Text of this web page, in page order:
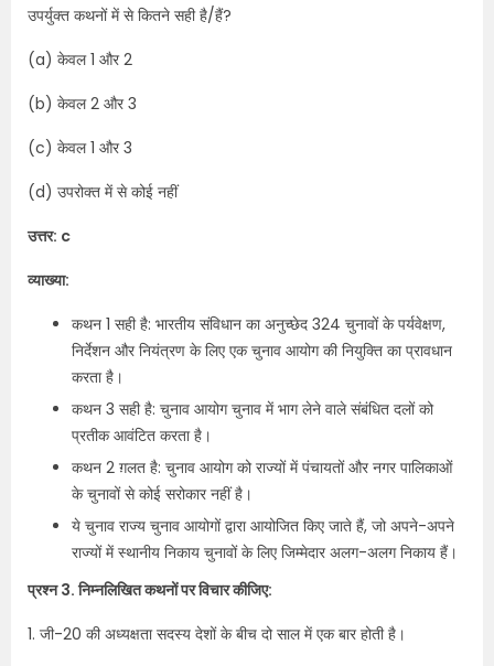
उपर्युक्त कथनों में से कितने सही है/हैं?
(a) केवल 1 और 2
(b) केवल 2 और 3
(c) केवल 1 और 3
(d) उपरोक्त में से कोई नहीं
उत्तर: c
व्याख्या:
कथन 1 सही है: भारतीय संविधान का अनुच्छेद 324 चुनावों के पर्यवेक्षण,
निर्देशन और नियंत्रण के लिए एक चुनाव आयोग की नियुक्ति का प्रावधान
करता है।
कथन 3 सही है: चुनाव आयोग चुनाव में भाग लेने वाले संबंधित दलों को
प्रतीक आवंटित करता है।
कथन 2 ग़लत है: चुनाव आयोग को राज्यों में पंचायतों और नगर पालिकाओं
के चुनावों से कोई सरोकार नहीं है।
ये चुनाव राज्य चुनाव आयोगों द्वारा आयोजित किए जाते हैं, जो अपने-अपने
राज्यों में स्थानीय निकाय चुनावों के लिए जिम्मेदार अलग-अलग निकाय हैं।
प्रश्न 3. निम्नलिखित कथनों पर विचार कीजिए:
1. जी-20 की अध्यक्षता सदस्य देशों के बीच दो साल में एक बार होती है।